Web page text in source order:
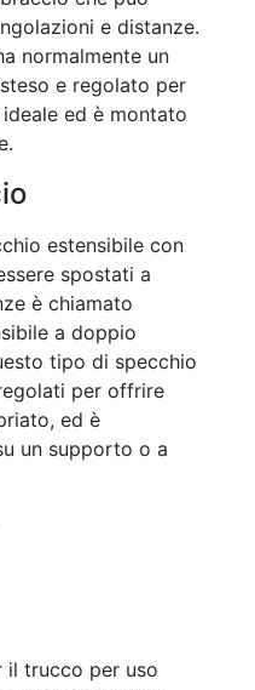
e distanze.
normalmente un
e regolato per
ed è montato
estensibile con
spostati a
è chiamato
a doppio
tipo di specchio
per offrire
ed è
un supporto o a
il trucco per uso